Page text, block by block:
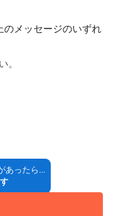
のメッセージのいずれ
。
で、ご了承くださ
ったら...